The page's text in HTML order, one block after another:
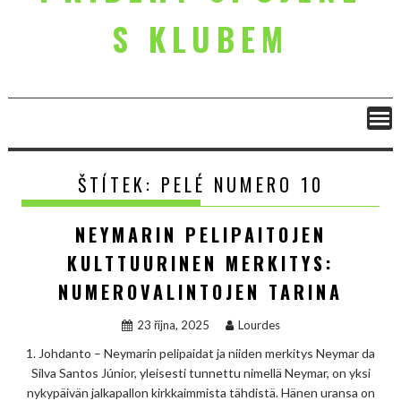
S KLUBEM
ŠTÍTEK: PELÉ NUMERO 10
NEYMARIN PELIPAITOJEN
KULTTUURINEN MERKITYS:
NUMEROVALINTOJEN TARINA
23 října, 2025 Lourdes
1. Johdanto – Neymarin pelipaidat ja niiden merkitys Neymar da
Silva Santos Júnior, yleisesti tunnettu nimellä Neymar, on yksi
nykypäivän jalkapallon kirkkaimmista tähdistä. Hänen uransa on